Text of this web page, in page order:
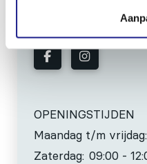
06-
OPENINGSTIJDEN
Maandag t/m vrijdag:
Zaterdag: 09:00 -